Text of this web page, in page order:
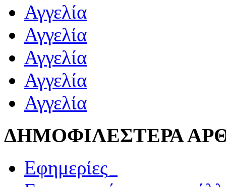
Αγγελία
Αγγελία
Αγγελία
Αγγελία
Αγγελία
ΔΗΜΟΦΙΛΕΣΤΕΡΑ
Εφημερίες_